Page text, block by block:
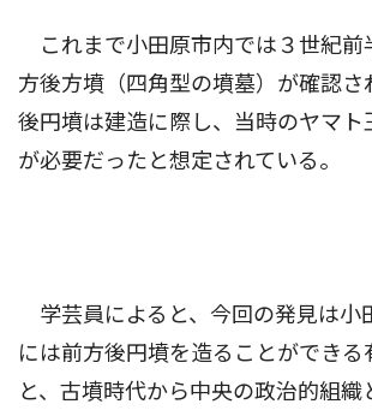
これまで小田原市内では３世紀前
方後方墳（四角型の墳墓）が確認さ
後円墳は建造に際し、当時のヤマト
が必要だったと想定されている。
学芸員によると、今回の発見は小
には前方後円墳を造ることができる
と、古墳時代から中央の政治的組織